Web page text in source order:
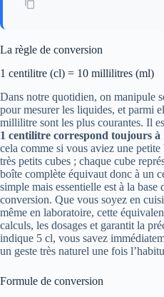
La règle de conversion
1 centilitre (cl) = 10 millilitres (ml)
Dans notre quotidien, on manipule
pour mesurer les liquides, et parmi
millilitre sont les plus courantes. Il
1 centilitre correspond toujours
cela comme si vous aviez une
très petits cubes ; chaque cube
boîte complète équivaut donc à un
simple mais essentielle est à la base
conversion. Que vous soyez en
même en laboratoire, cette
calculs, les dosages et garantit la
indique 5 cl, vous savez
un geste très naturel une fois
Formule de conversion